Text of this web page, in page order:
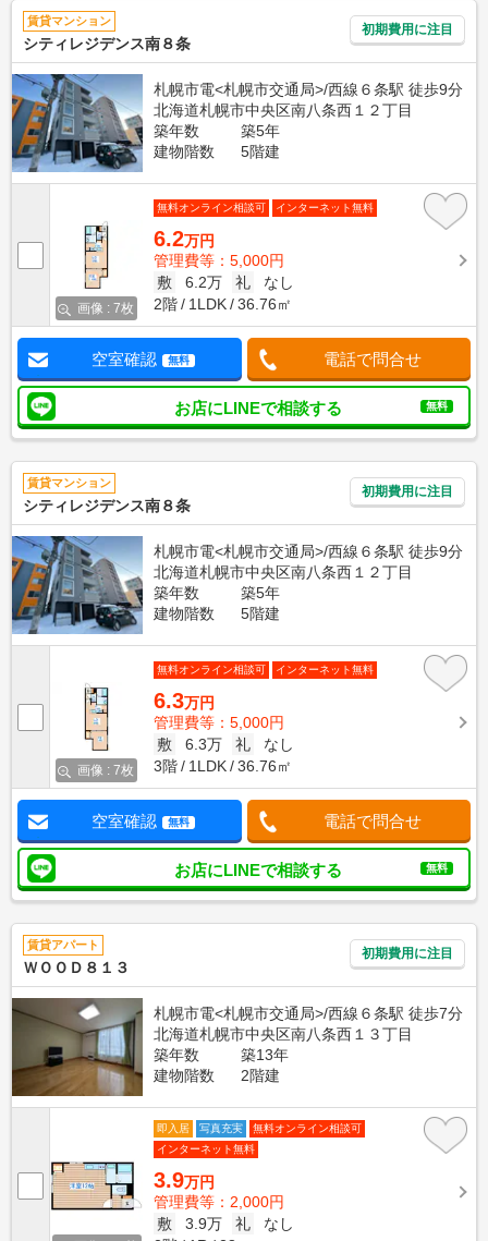
賃貸マンション
シティレジデンス南８条
初期費用に注目
札幌市電<札幌市交通局>/西線６条駅 徒歩9分
北海道札幌市中央区南八条西１２丁目
築年数
築5年
建物階数
5階建
画像 : 7枚
無料オンライン相談可 インターネット無料
6.2万円
管理費等：5,000円
敷
6.2万 礼
なし
2階
1LDK 36.76㎡
空室確認 無料 電話で問合せ
お店にLINEで相談する 無料
賃貸マンション
シティレジデンス南８条
初期費用に注目
札幌市電<札幌市交通局>/西線６条駅 徒歩9分
北海道札幌市中央区南八条西１２丁目
築年数
築5年
建物階数
5階建
画像 : 7枚
無料オンライン相談可 インターネット無料
6.3万円
管理費等：5,000円
敷
6.3万 礼
なし
3階
1LDK 36.76㎡
空室確認 無料 電話で問合せ
お店にLINEで相談する 無料
賃貸アパート
ＷＯＯＤ８１３
初期費用に注目
札幌市電<札幌市交通局>/西線６条駅 徒歩7分
北海道札幌市中央区南八条西１３丁目
築年数
築13年
建物階数
2階建
即入居 写真充実
無料オンライン相談可
インターネット無料
3.9万円
管理費等：2,000円
敷
3.9万 礼
なし